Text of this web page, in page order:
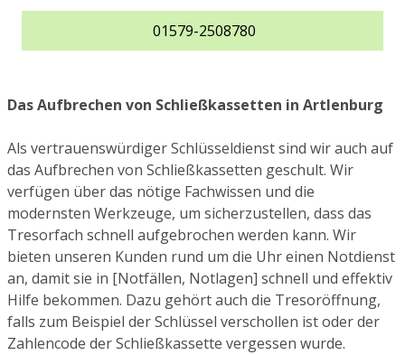
01579-2508780
Das Aufbrechen von Schließkassetten in Artlenburg
Als vertrauenswürdiger Schlüsseldienst sind wir auch auf
das Aufbrechen von Schließkassetten geschult. Wir
verfügen über das nötige Fachwissen und die
modernsten Werkzeuge, um sicherzustellen, dass das
Tresorfach schnell aufgebrochen werden kann. Wir
bieten unseren Kunden rund um die Uhr einen Notdienst
an, damit sie in [Notfällen, Notlagen] schnell und effektiv
Hilfe bekommen. Dazu gehört auch die Tresoröffnung,
falls zum Beispiel der Schlüssel verschollen ist oder der
Zahlencode der Schließkassette vergessen wurde.